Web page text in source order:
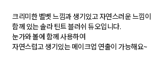
크리미한 벨벳 느낌과 생기있고 자연스러운 느낌이
함께 있는 솔라 틴트 블러쉬 듀오입니다.
눈가와 볼에 함께 사용하여
자연스럽고 생기있는 메이크업 연출이 가능해요~